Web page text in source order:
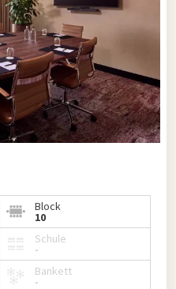
Block
10
Schule
-
Bankett
-